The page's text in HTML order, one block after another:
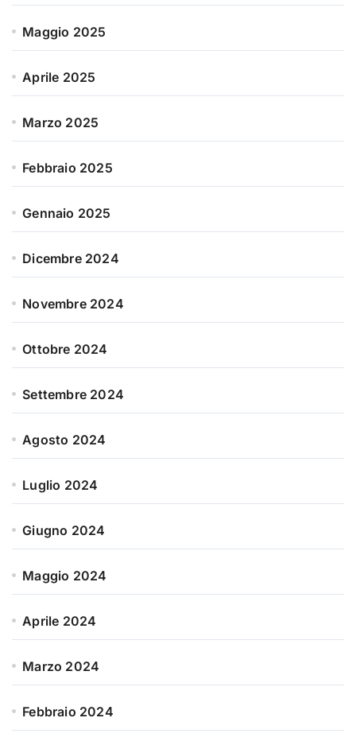
Maggio 2025
Aprile 2025
Marzo 2025
Febbraio 2025
Gennaio 2025
Dicembre 2024
Novembre 2024
Ottobre 2024
Settembre 2024
Agosto 2024
Luglio 2024
Giugno 2024
Maggio 2024
Aprile 2024
Marzo 2024
Febbraio 2024